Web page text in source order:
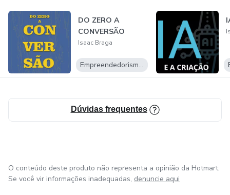
DO ZERO A
CONVERSÃO
Isaac Braga
Empreendedorismo Digital
Dúvidas frequentes
O conteúdo deste produto não representa a opinião da Hotmart.
Se você vir informações inadequadas, denuncie aqui